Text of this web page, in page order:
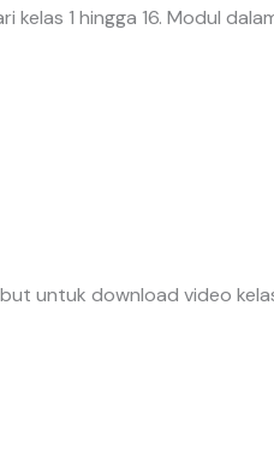
1 hingga 16. Modul
untuk download video